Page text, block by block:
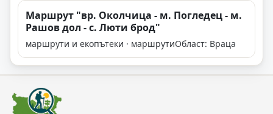
Маршрут "вр. Околчица - м. Погледец - м.
Рашов дол - с. Люти брод"
маршрути и екопътеки · маршрутиОбласт: Враца